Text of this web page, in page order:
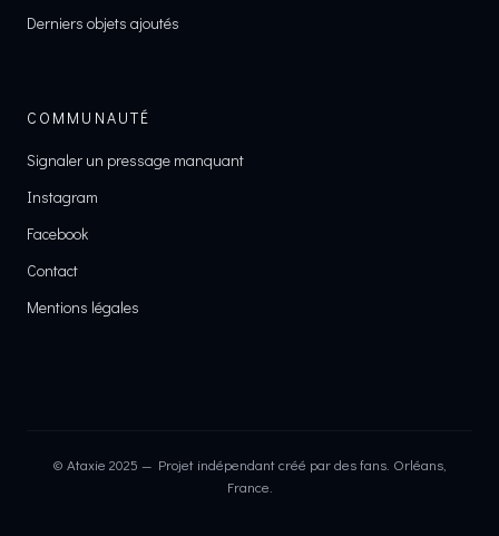
Derniers objets ajoutés
COMMUNAUTÉ
Signaler un pressage manquant
Instagram
Facebook
Contact
Mentions légales
© Ataxie 2025 — Projet indépendant créé par des fans. Orléans,
France.